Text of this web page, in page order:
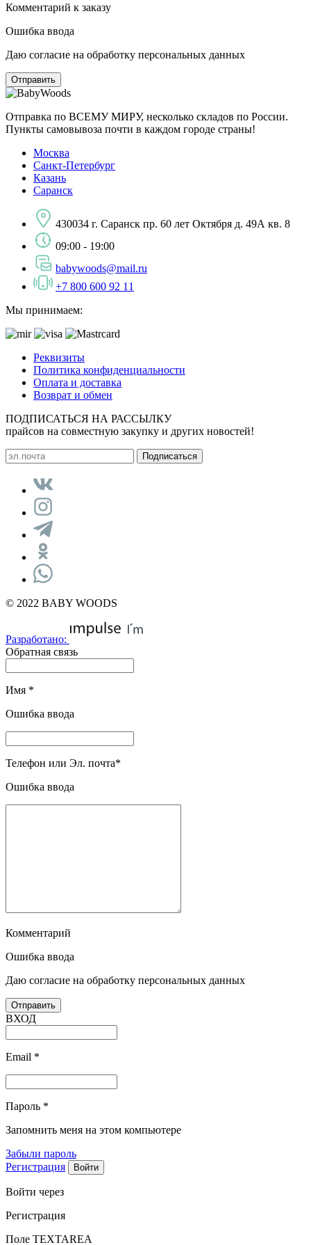
Комментарий к заказу
Ошибка ввода
Даю согласие на обработку персональных данных
Отправка по ВСЕМУ МИРУ, несколько складов по России.
Пункты самовывоза почти в каждом городе страны!
Москва
Санкт-Петербург
Казань
Саранск
430034 г. Саранск пр. 60 лет Октября д. 49А кв. 8
09:00 - 19:00
babywoods@mail.ru
+7 800 600 92 11
Мы принимаем:
Реквизиты
Политика конфиденциальности
Оплата и доставка
Возврат и обмен
ПОДПИСАТЬСЯ НА РАССЫЛКУ
прайсов на совместную закупку и других новостей!
© 2022 BABY WOODS
Разработано:
Обратная связь
Имя *
Ошибка ввода
Телефон или Эл. почта*
Ошибка ввода
Комментарий
Ошибка ввода
Даю согласие на обработку персональных данных
ВХОД
Email *
Пароль *
Запомнить меня на этом компьютере
Забыли пароль
Регистрация
Войти через
Регистрация
Поле TEXTAREA